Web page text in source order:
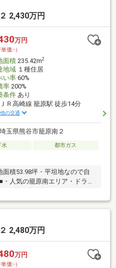
歩12分不動産から注文住宅・
・マンションのご紹介、さら
2,430万円
万円
単価:-）
面積235.42m2
地域１種住居
い率60%
率200%
条件あり
ＪＲ高崎線 籠原駅 徒歩14分
の交通
埼玉県熊谷市籠原南２
水
都市ガス
積53.98坪・平坦地なので自
人気の籠原南エリア・ドラッ
い。・籠原駅まで徒歩14分で
徒歩19分、三尻中学校まで徒
ーム・お庭づくり、アパー
土地活用まで、お客様と一生
2,480万円
万円
単価:-）